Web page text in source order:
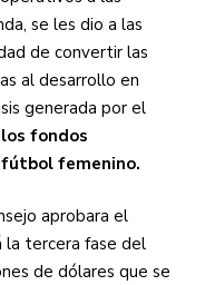
se les dio a las
de convertir las
al desarrollo en
generada por el
fondos
femenino.
aprobara el
la tercera fase del
de dólares que se